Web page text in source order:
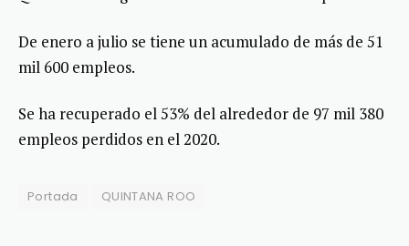
De enero a julio se tiene un acumulado de más de 51
mil 600 empleos.
Se ha recuperado el 53% del alrededor de 97 mil 380
empleos perdidos en el 2020.
Portada QUINTANA ROO